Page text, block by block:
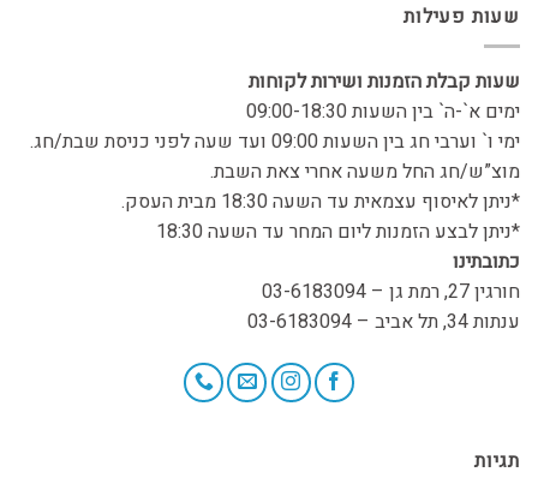
שעות פעילות
שעות קבלת הזמנות ושירות לקוחות
ימים א`-ה` בין השעות 09:00-18:30
ימי ו` וערבי חג בין השעות 09:00 ועד שעה לפני כניסת שבת/חג.
מוצ”ש/חג החל משעה אחרי צאת השבת.
*ניתן לאיסוף עצמאית עד השעה 18:30 מבית העסק.
*ניתן לבצע הזמנות ליום המחר עד השעה 18:30
כתובתינו
חורגין 27, רמת גן – 03-6183094
ענתות 34, תל אביב – 03-6183094
תגיות